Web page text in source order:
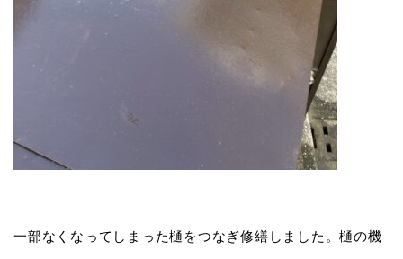
一部なくなってしまった樋をつなぎ修繕しました。樋の機